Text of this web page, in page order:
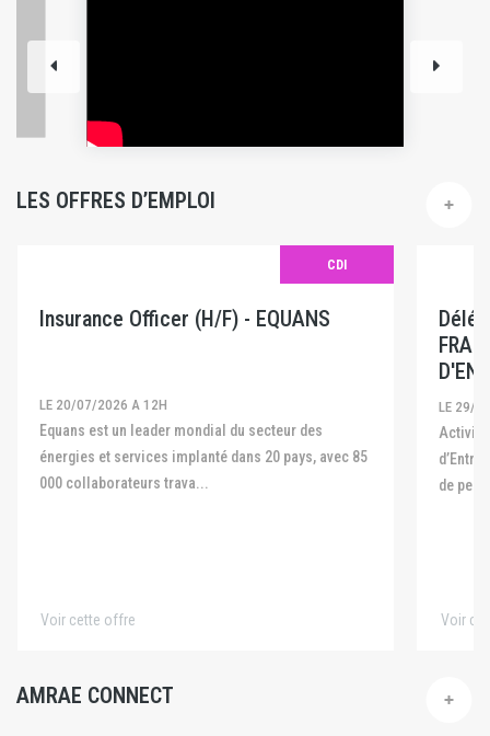
LES OFFRES D’EMPLOI
CDI
Insurance Officer (H/F) - EQUANS
LE 20/07/2026 A 12H
Equans est un leader mondial du secteur des
énergies et services implanté dans 20 pays, avec 85
000 collaborateurs trava...
Voir cette offre
LE 29/
Activité La Fédération Française des Captives
de
Voir
AMRAE CONNECT